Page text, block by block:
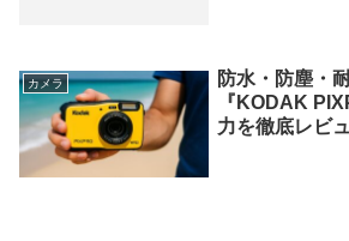
カメラ
防水・防塵・
『KODAK
力を徹底レビ